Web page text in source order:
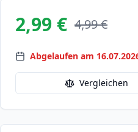
2,99 € 4,99 €
Abgelaufen am
Vergleichen